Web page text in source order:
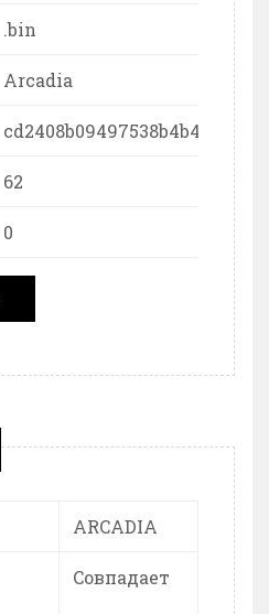
.bin
Arcadia
62
0
ARCADIA
Cовпадает